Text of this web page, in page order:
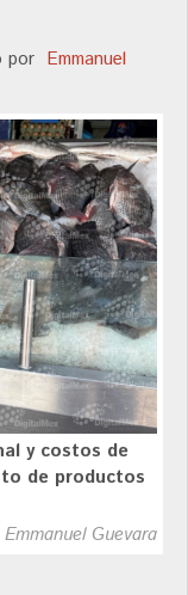
por Emmanuel
y costos de
de productos
Guevara